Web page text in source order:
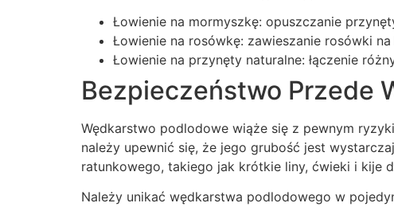
Łowienie na mormyszkę: opuszczanie
Łowienie na rosówkę: zawieszanie rosówki
Łowienie na przynęty naturalne: łączenie
Bezpieczeństwo Przede
Wędkarstwo podlodowe wiąże się z pewnym
należy upewnić się, że jego grubość jest
ratunkowego, takiego jak krótkie liny, ćwieki i kije
Należy unikać wędkarstwa podlodowego w